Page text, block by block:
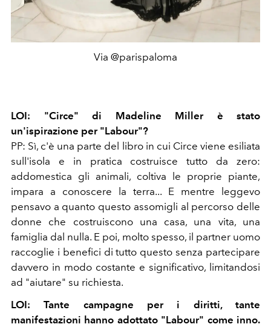
Via @parispaloma
LOI: "Circe" di Madeline Miller è stato
un'ispirazione per "Labour"?
PP: Sì, c'è una parte del libro in cui Circe viene esiliata
sull'isola e in pratica costruisce tutto da zero:
addomestica gli animali, coltiva le proprie piante,
impara a conoscere la terra... E mentre leggevo
pensavo a quanto questo assomigli al percorso delle
donne che costruiscono una casa, una vita, una
famiglia dal nulla. E poi, molto spesso, il partner uomo
raccoglie i benefici di tutto questo senza partecipare
davvero in modo costante e significativo, limitandosi
ad "aiutare" su richiesta.
LOI: Tante campagne per i diritti, tante
manifestazioni hanno adottato "Labour" come inno.